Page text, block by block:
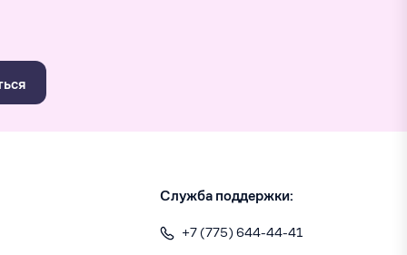
Служба поддержки:
+7 (775) 644-44-41